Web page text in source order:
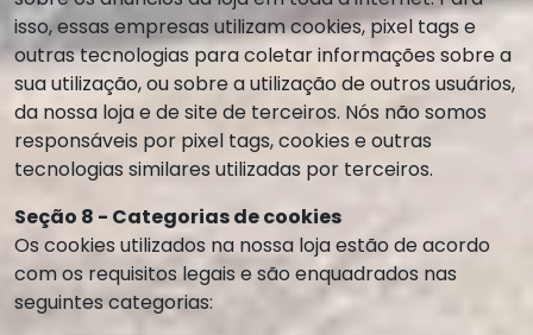
isso, essas empresas utilizam cookies, pixel tags e
outras tecnologias para coletar informações sobre a
sua utilização, ou sobre a utilização de outros usuários,
da nossa loja e de site de terceiros. Nós não somos
responsáveis por pixel tags, cookies e outras
tecnologias similares utilizadas por terceiros.
Seção 8 - Categorias de cookies
Os cookies utilizados na nossa loja estão de acordo
com os requisitos legais e são enquadrados nas
seguintes categorias: